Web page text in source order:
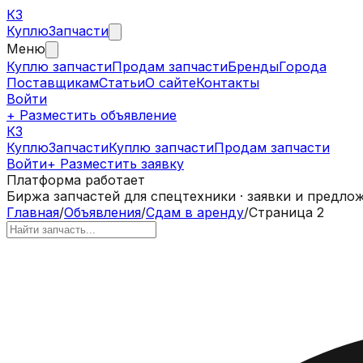
КЗ
КуплюЗапчасти
Меню
Куплю запчастиПродам запчастиБрендыГорода
ПоставщикамСтатьиО сайтеКонтакты
Войти
+ Разместить объявление
КЗ
КуплюЗапчастиКуплю запчастиПродам запчасти
Войти+ Разместить заявку
Платформа работает
Биржа запчастей для спецтехники · заявки и
Главная/Объявления/Сдам в аренду/Страница 2